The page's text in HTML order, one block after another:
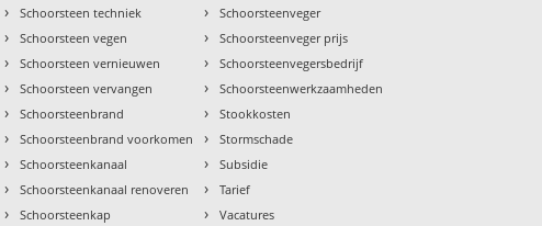
› Schoorsteen techniek
› Schoorsteen vegen
› Schoorsteen vernieuwen
› Schoorsteen vervangen
› Schoorsteenbrand
› Schoorsteenbrand voorkomen
› Schoorsteenkanaal
› Schoorsteenkanaal renoveren
› Schoorsteenkap
› Schoorsteenveger
› Schoorsteenveger prijs
› Schoorsteenvegersbedrijf
› Schoorsteenwerkzaamheden
› Stookkosten
› Stormschade
› Subsidie
› Tarief
› Vacatures